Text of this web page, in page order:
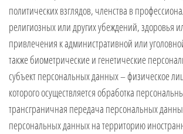
политических взглядов, членства в
религиозных или других убеждений, здоровья
привлечения к административной или
также биометрические и генетические
субъект персональных данных – физическое
которого осуществляется обработка
трансграничная передача персональных
персональных данных на территорию